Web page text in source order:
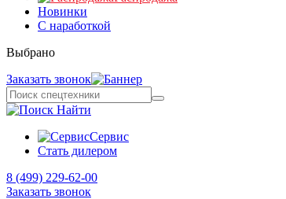
Новинки
С наработкой
Выбрано
Заказать звонок
Найти
Сервис
Стать дилером
8 (499) 229-62-00
Заказать звонок